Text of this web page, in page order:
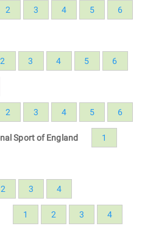
2 3 4 5 6
2 3 4 5 6
2 3 4 5 6
Sport of England 1
2 3 4
1 2 3 4